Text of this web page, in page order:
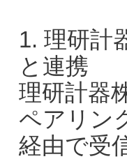
1. 理研計
と連携
理研計器
ペアリン
経由で受